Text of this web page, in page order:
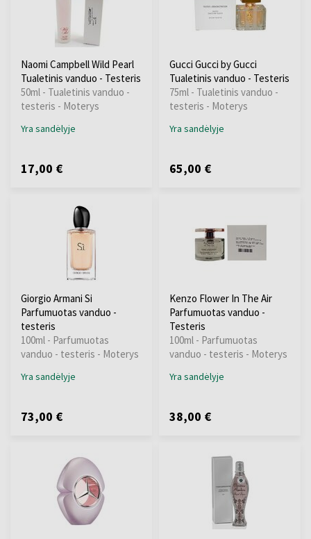
Naomi Campbell Wild Pearl
Tualetinis vanduo - Testeris
50ml - Tualetinis vanduo -
testeris - Moterys
Yra sandėlyje
17,00 €
Gucci Gucci by Gucci
Tualetinis vanduo - Testeris
75ml - Tualetinis vanduo -
testeris - Moterys
Yra sandėlyje
65,00 €
Giorgio Armani Si
Parfumuotas vanduo -
testeris
100ml - Parfumuotas
vanduo - testeris - Moterys
Yra sandėlyje
73,00 €
Kenzo Flower In The Air
Parfumuotas vanduo -
Testeris
100ml - Parfumuotas
vanduo - testeris - Moterys
Yra sandėlyje
38,00 €